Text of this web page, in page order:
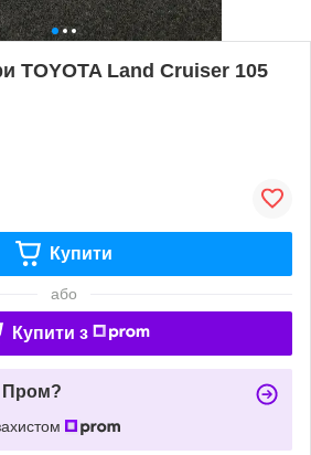
TOYOTA Land Cruiser 105
Купити
або
Купити з
Пром?